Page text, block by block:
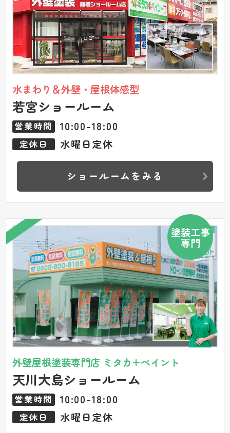
水まわり＆外壁・屋根体感型
若宮ショールーム
営業時間 10:00-18:00
定休日 水曜日定休
ショールームをみる
外壁屋根塗装専門店 ミタカ+ペイント
天川大島ショールーム
塗装工事
専門
営業時間 10:00-18:00
定休日 水曜日定休